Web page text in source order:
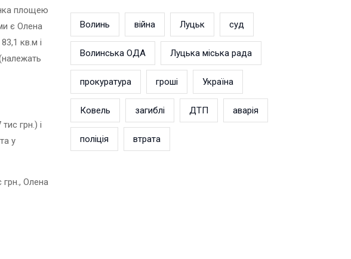
площею
є Олена
кв.м і
грн.) і
у
грн., Олена
Волинь війна Луцьк суд
Волинська ОДА Луцька міська рада
прокуратура гроші Україна
Ковель загиблі ДТП аварія
поліція втрата